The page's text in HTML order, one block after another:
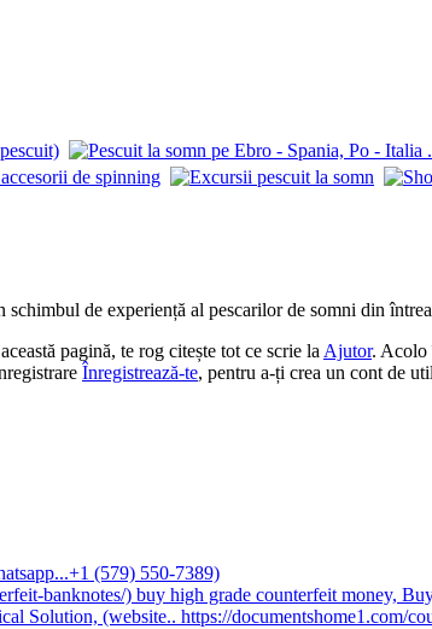
de experiență al pescarilor de somni din
pagină, te rog citește tot ce scrie la Ajutor. Acolo
Înregistrează-te, pentru a-ți crea un cont de
(579) 550-7389)
banknotes/) buy high grade counterfeit money,
Solution, (website.. https://documentshome1.com/